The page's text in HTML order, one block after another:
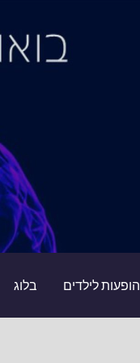
הופעות לילדים בלוג